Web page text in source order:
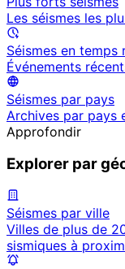
Les séismes les
Séismes en temps
Événements
Séismes par pays
Archives par pays
Approfondir
Explorer par
Séismes par ville
Villes de plus de
sismiques à